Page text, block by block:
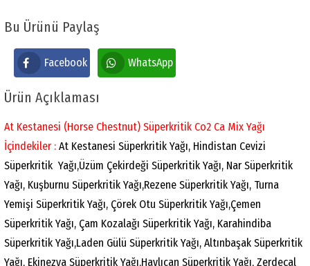
Bu Ürünü Paylaş
Facebook WhatsApp
Ürün Açıklaması
At Kestanesi (Horse Chestnut) Süperkritik Co2 Ca Mix Yağı
İçindekiler : At Kestanesi Süperkritik Yağı, Hindistan Cevizi
Süperkritik Yağı,Üzüm Çekirdeği Süperkritik Yağı, Nar Süperkritik
Yağı, Kuşburnu Süperkritik Yağı,Rezene Süperkritik Yağı, Turna
Yemişi Süperkritik Yağı, Çörek Otu Süperkritik Yağı,Çemen
Süperkritik Yağı, Çam Kozalağı Süperkritik Yağı, Karahindiba
Süperkritik Yağı,Laden Gülü Süperkritik Yağı, Altınbaşak Süperkritik
Yağı, Ekinezya Süperkritik Yağı,Havlıcan Süperkritik Yağı, Zerdeçal